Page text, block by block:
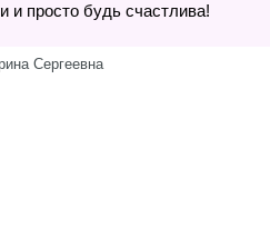
и просто будь счастлива!
Сергеевна